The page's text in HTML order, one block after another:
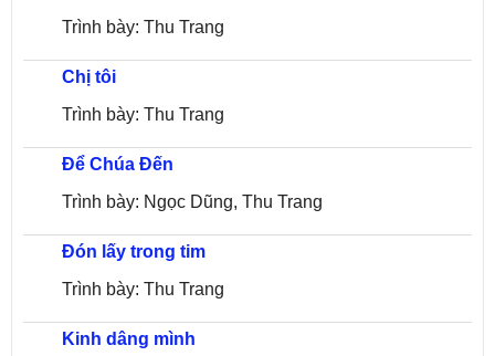
Trình bày: Thu Trang
Chị tôi
Trình bày: Thu Trang
Để Chúa Đến
Trình bày: Ngọc Dũng, Thu Trang
Đón lấy trong tim
Trình bày: Thu Trang
Kinh dâng mình